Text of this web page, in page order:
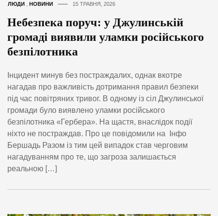
ЛЮДИ НОВИНИ 15 ТРАВНЯ, 2026
Небезпека поруч: у Джулинській
громаді виявили уламки російського
безпілотника
Інцидент минув без постраждалих, однак вкотре
нагадав про важливість дотримання правил безпеки
під час повітряних тривог. В одному із сіл Джулинської
громади було виявлено уламки російського
безпілотника «Гербера». На щастя, внаслідок події
ніхто не постраждав. Про це повідомили на Інфо
Бершадь Разом із тим цей випадок став черговим
нагадуванням про те, що загроза залишається
реальною […]